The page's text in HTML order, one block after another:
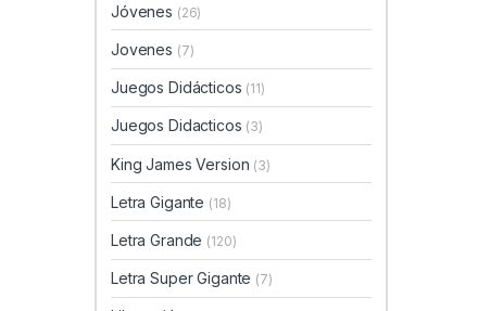
Jóvenes (26)
Jovenes (7)
Juegos Didácticos (11)
Juegos Didacticos (3)
King James Version (3)
Letra Gigante (18)
Letra Grande (120)
Letra Super Gigante (7)